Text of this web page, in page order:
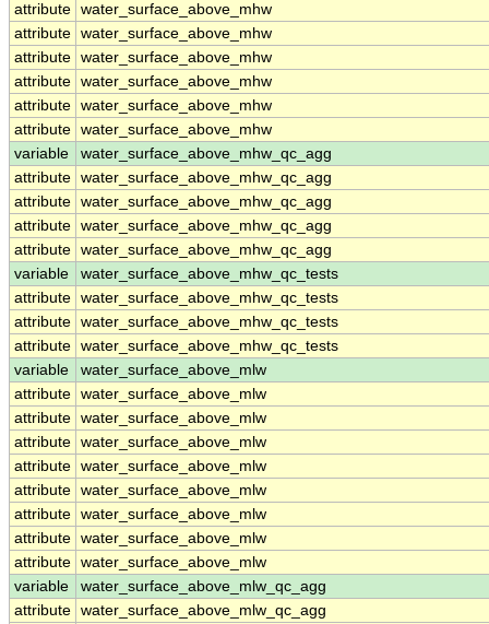
attribute water_surface_above_mhw
attribute water_surface_above_mhw
attribute water_surface_above_mhw
attribute water_surface_above_mhw
attribute water_surface_above_mhw
attribute water_surface_above_mhw
variable
water_surface_above_mhw_qc_agg
attribute water_surface_above_mhw_qc_agg
attribute water_surface_above_mhw_qc_agg
attribute water_surface_above_mhw_qc_agg
attribute water_surface_above_mhw_qc_agg
variable
water_surface_above_mhw_qc_tests
attribute water_surface_above_mhw_qc_tests
attribute water_surface_above_mhw_qc_tests
attribute water_surface_above_mhw_qc_tests
variable
water_surface_above_mlw
attribute water_surface_above_mlw
attribute water_surface_above_mlw
attribute water_surface_above_mlw
attribute water_surface_above_mlw
attribute water_surface_above_mlw
attribute water_surface_above_mlw
attribute water_surface_above_mlw
attribute water_surface_above_mlw
variable
water_surface_above_mlw_qc_agg
attribute water_surface_above_mlw_qc_agg